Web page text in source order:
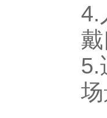
4.​​
5.​​